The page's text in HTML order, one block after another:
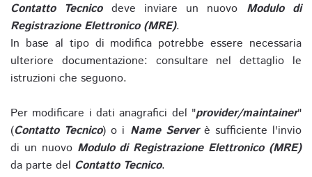
Contatto Tecnicodeve inviare un nuovo Modulo di
Registrazione Elettronico (MRE).
In base al tipo di modifica potrebbe essere necessaria
ulteriore documentazione: consultare nel dettaglio le
istruzioni che seguono.
Per modificare i dati anagrafici del "provider/maintainer"
(Contatto Tecnico) o i Name Serverè sufficiente l'invio
di un nuovo Modulo di Registrazione Elettronico (MRE)
da parte del Contatto Tecnico.